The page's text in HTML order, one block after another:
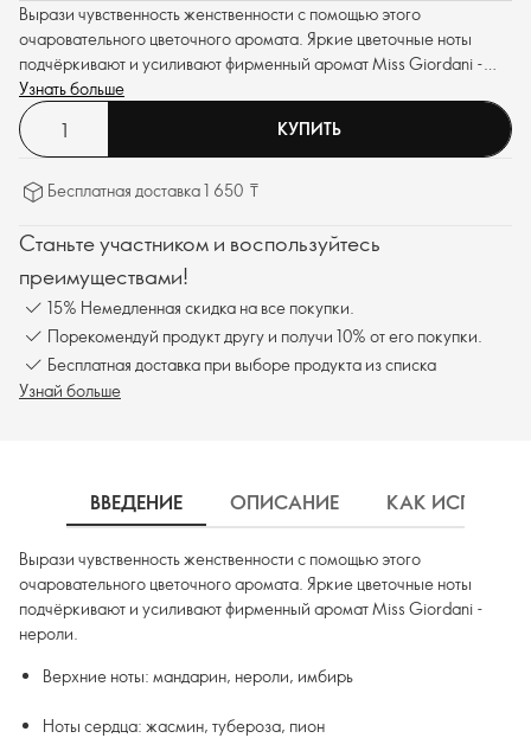
Вырази чувственность женственности с помощью этого
очаровательного цветочного аромата. Яркие цветочные ноты
подчёркивают и усиливают фирменный аромат Miss Giordani -
нероли.
Узнать больше
КУПИТЬ
Бесплатная доставка 1 650 ₸
Станьте участником и воспользуйтесь
преимуществами!
15% Немедленная скидка на все покупки.
Порекомендуй продукт другу и получи 10% от его покупки.
Бесплатная доставка при выборе продукта из списка
Узнай больше
ВВЕДЕНИЕ ОПИСАНИЕ КАК
Вырази чувственность женственности с помощью этого
очаровательного цветочного аромата. Яркие цветочные ноты
подчёркивают и усиливают фирменный аромат Miss Giordani -
нероли.
Верхние ноты: мандарин, нероли, имбирь
Ноты сердца: жасмин, тубероза, пион